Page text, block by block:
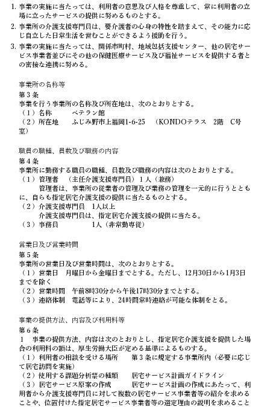
事業の実施に当たっては、利用者の意思及び人格を尊重して、常に利用者の立
場に立ったサービスの提供に努めるものとする。
事業所の介護支援専門員は、要介護者の心身の特性を踏まえて、その能力に応
じ自立した日常生活を営むことができるよう援助を行う。
事業の実施に当たっては、関係市町村、地域包括支援センター、他の居宅サー
ビス事業者並びにその他の保健医療サービス及び福祉サービスを提供する者と
の密接な連携に努める。
事業所の名称等
第３条
事業を行う事業所の名称及び所在地は、次のとおりとする。
（１）名称 ベテラン館
（２）所在地 ふじみ野市上福岡1-6-25 （KONDOテラス 2階 C号
室）
職員の職種、員数及び職務の内容
第４条
事業所に勤務する職員の職種、員数及び職務の内容は次のとおりとする。
（１）管理者 （主任介護支援専門員）１人（兼務）
管理者は、事業所の従業者の管理及び業務の管理を一元的に行うととも
に、自らも指定居宅介護支援の提供に当たるものとする。
（２）介護支援専門員 1人以上
介護支援専門員は、指定居宅介護支援の提供に当たる。
（３）事務員 1人（非常勤専従）
営業日及び営業時間
第５条
事業所の営業日及び営業時間は、次のとおりとする。
（１）営業日 月曜日から金曜日までとする。ただし、12月30日から1月3日
までを除く
（２）営業時間 午前8時30分から午後17時30分までとする。
（３）連絡体制 電話等により、24時間常時連絡が可能な体制をとる。
事業の提供方法、内容及び利用料等
第６条
１ 事業の提供方法、内容は次のとおりとし、指定居宅介護支援を提供した場
合の利用料の額は、厚生労働大臣が定める基準によるものする。
（１）利用者の相談を受ける場所 第３条に規定する事業所内（必要に応じ
て居宅訪問を実施）
（２）使用する課題分析票の種類 居宅サービス計画ガイドライン
（３）居宅サービス原案の作成 居宅サービス計画の作成にあたって、利
用者から介護支援専門員に対して複数の居宅サービス事業者等の紹介を求める
ことや、位置付けた指定居宅サービス事業者等の選定理由の説明を求めること